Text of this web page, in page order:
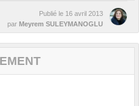
Publié le 16 avril 2013
par Meyrem SULEYMANOGLU